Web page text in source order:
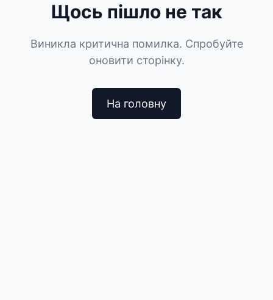
Щось пішло не так
Виникла критична помилка. Спробуйте
оновити сторінку.
На головну